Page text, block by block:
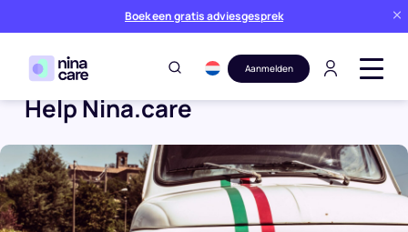
Boek een gratis adviesgesprek
Aanmelden
Help Nina.care